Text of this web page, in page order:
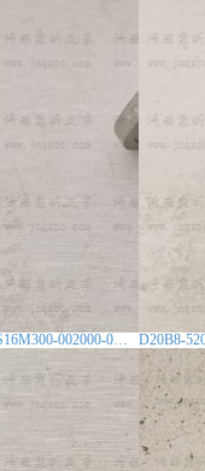
S16M300-002000-000倾斜缸销轴杭州电动CPD20AEY2I